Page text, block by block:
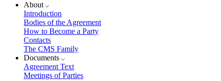
About
Introduction
Bodies of the Agreement
How to Become a Party
Contacts
The CMS Family
Documents
Agreement Text
Meetings of Parties